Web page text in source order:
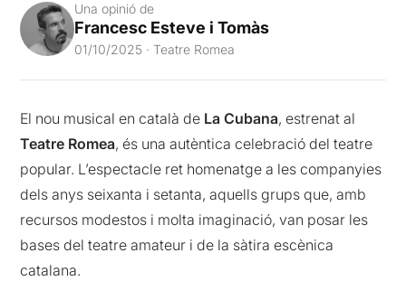
Una opinió de
Francesc Esteve i Tomàs
01/10/2025 · Teatre Romea
El nou musical en català de La Cubana, estrenat al
Teatre Romea, és una autèntica celebració del teatre
popular. L’espectacle ret homenatge a les companyies
dels anys seixanta i setanta, aquells grups que, amb
recursos modestos i molta imaginació, van posar les
bases del teatre amateur i de la sàtira escènica
catalana.